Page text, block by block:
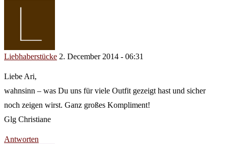
Liebhaberstücke 2. December 2014 - 06:31
Liebe Ari,
wahnsinn – was Du uns für viele Outfit gezeigt hast und sicher
noch zeigen wirst. Ganz großes Kompliment!
Glg Christiane
Antworten